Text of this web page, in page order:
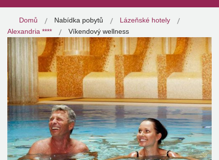
Domů Nabídka pobytů
Lázeňské hotely
Alexandria ****
Víkendový wellness